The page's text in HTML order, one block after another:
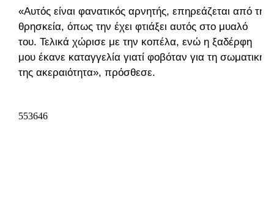
«Αυτός είναι φανατικός αρνητής, επηρεάζεται από τη
θρησκεία, όπως την έχει φτιάξει αυτός στο μυαλό
του. Τελικά χώρισε με την κοπέλα, ενώ η ξαδέρφη
μου έκανε καταγγελία γιατί φοβόταν για τη σωματική
της ακεραιότητα», πρόσθεσε.